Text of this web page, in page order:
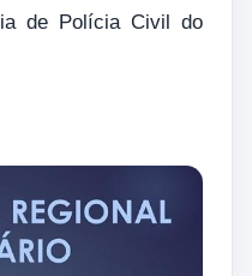
de Polícia Civil do